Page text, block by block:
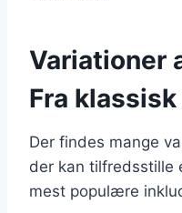
Variationer
Fra
Der findes mange
der kan tilfredsstille
mest populære